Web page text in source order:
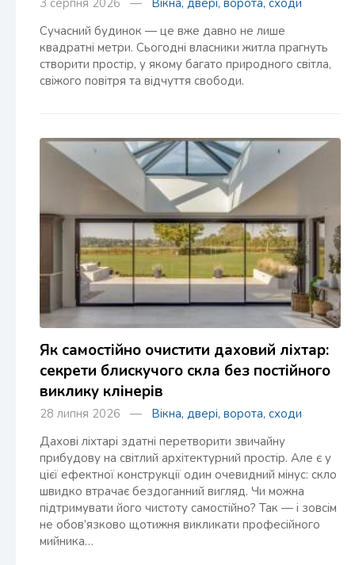
3 серпня 2026 — Вікна, двері, ворота, сходи
Сучасний будинок — це вже давно не лише
квадратні метри. Сьогодні власники житла прагнуть
створити простір, у якому багато природного світла,
свіжого повітря та відчуття свободи.
Як самостійно очистити даховий ліхтар:
секрети блискучого скла без постійного
виклику клінерів
28 липня 2026 — Вікна, двері, ворота, сходи
Дахові ліхтарі здатні перетворити звичайну
прибудову на світлий архітектурний простір. Але є у
цієї ефектної конструкції один очевидний мінус: скло
швидко втрачає бездоганний вигляд. Чи можна
підтримувати його чистоту самостійно? Так — і зовсім
не обов’язково щотижня викликати професійного
мийника…